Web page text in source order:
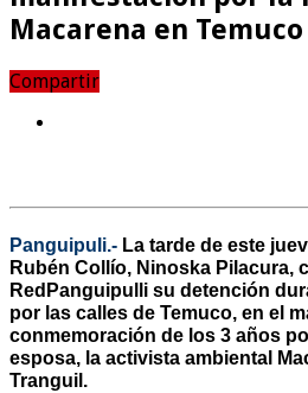
Macarena en Temuco
Compartir
Panguipuli.- La tarde de este
Rubén Collío, Ninoska Pilacura,
RedPanguipulli su detención
por las calles de Temuco, en el
conmemoración de los 3 años
esposa, la activista ambiental
Tranguil.